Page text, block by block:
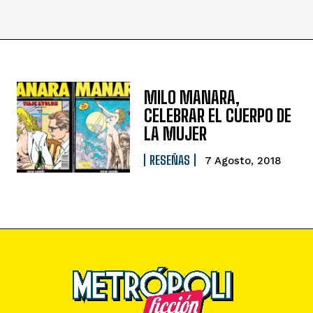
MILO MANARA,
CELEBRAR EL CUERPO DE
LA MUJER
RESEÑAS 7 Agosto, 2018